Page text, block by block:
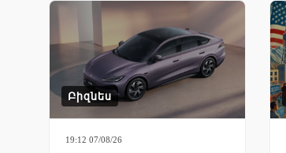
Բիզնես
19:12 07/08/26